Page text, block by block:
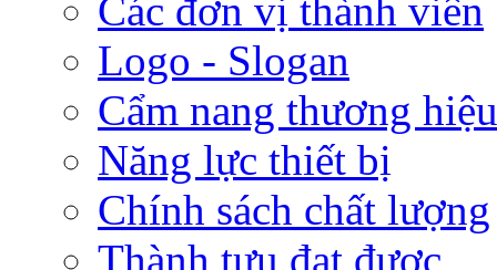
Các đơn vị thành viên
Logo - Slogan
Cẩm nang thương hiệu
Năng lực thiết bị
Chính sách chất lượng
Thành tựu đạt được